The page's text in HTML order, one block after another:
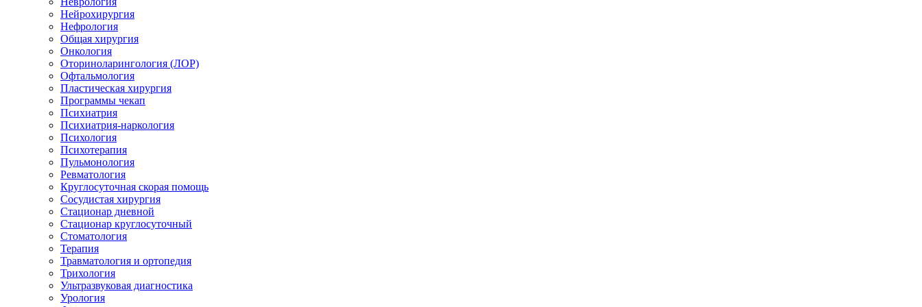
Нейрохирургия
Нефрология
Общая хирургия
Онкология
Оториноларингология (ЛОР)
Офтальмология
Пластическая хирургия
Программы чекап
Психиатрия
Психиатрия-наркология
Психология
Психотерапия
Пульмонология
Ревматология
Круглосуточная скорая помощь
Сосудистая хирургия
Стационар дневной
Стационар круглосуточный
Стоматология
Терапия
Травматология и ортопедия
Трихология
Ультразвуковая диагностика
Урология